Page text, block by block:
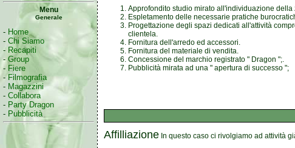
Menu
Generale
- Home
- Chi Siamo
- Recapiti
- Group
- Fiere
-Filmografia
- Magazzini
- Collabora
- Party Dragon
- Pubblicità
Approfondito studio mirato all'individuazione
Espletamento delle necessarie pratiche
Progettazione degli spazi dedicati all'attività
clientela.
Fornitura dell'arredo ed accessori.
Fornitura del materiale di vendita.
Concessione del marchio registrato " Dragon ";.
Pubblicità mirata ad una " apertura di successo ";
Affilliazione In questo caso ci rivolgiamo ad attività